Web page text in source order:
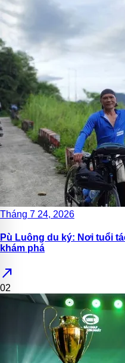
Tháng 7 24, 2026
Pù Luông du ký: Nơi tuổi
khám phá
north_east
02